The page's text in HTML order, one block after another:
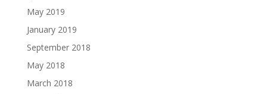
May 2019
January 2019
September 2018
May 2018
March 2018